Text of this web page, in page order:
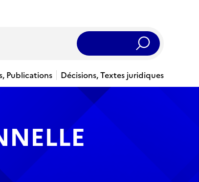
Rechercher
Publications Décisions, Textes juridiques